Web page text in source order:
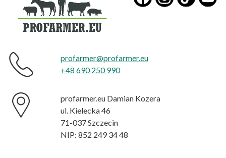
profarmer@profarmer.eu
+48 690 250 990
profarmer.eu Damian Kozera
ul. Kielecka 46
71-037 Szczecin
NIP: 852 249 34 48